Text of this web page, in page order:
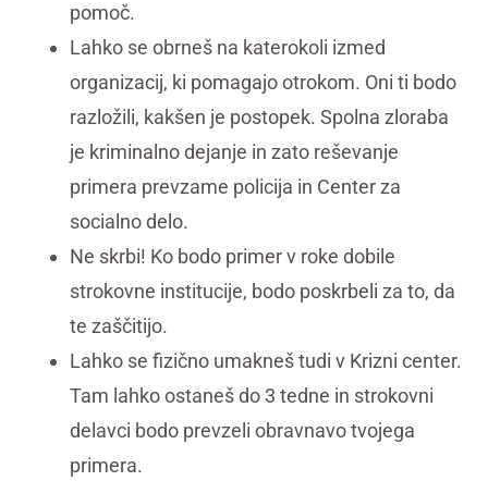
pomoč.
Lahko se obrneš na katerokoli izmed
organizacij, ki pomagajo otrokom. Oni ti bodo
razložili, kakšen je postopek. Spolna zloraba
je kriminalno dejanje in zato reševanje
primera prevzame policija in Center za
socialno delo.
Ne skrbi! Ko bodo primer v roke dobile
strokovne institucije, bodo poskrbeli za to, da
te zaščitijo.
Lahko se fizično umakneš tudi v Krizni center.
Tam lahko ostaneš do 3 tedne in strokovni
delavci bodo prevzeli obravnavo tvojega
primera.